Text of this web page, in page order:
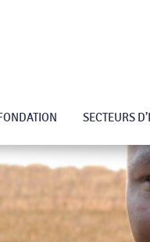
SECTEURS